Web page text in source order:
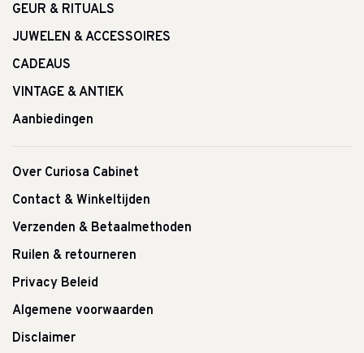
GEUR & RITUALS
JUWELEN & ACCESSOIRES
CADEAUS
VINTAGE & ANTIEK
Aanbiedingen
Over Curiosa Cabinet
Contact & Winkeltijden
Verzenden & Betaalmethoden
Ruilen & retourneren
Privacy Beleid
Algemene voorwaarden
Disclaimer